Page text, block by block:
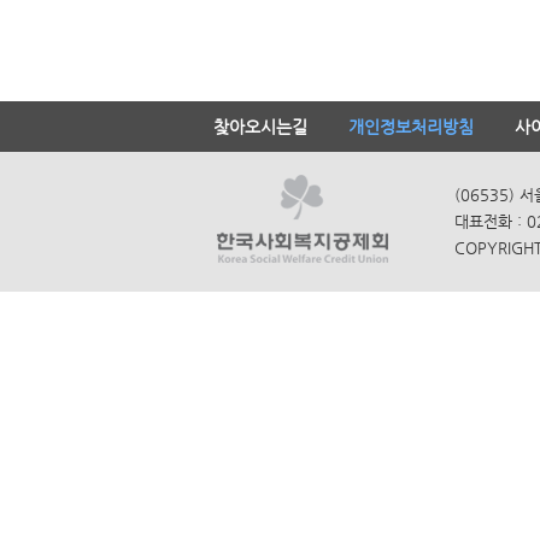
찾아오시는길 개인정보처리방침 사
(06535) 서
대표전화 :